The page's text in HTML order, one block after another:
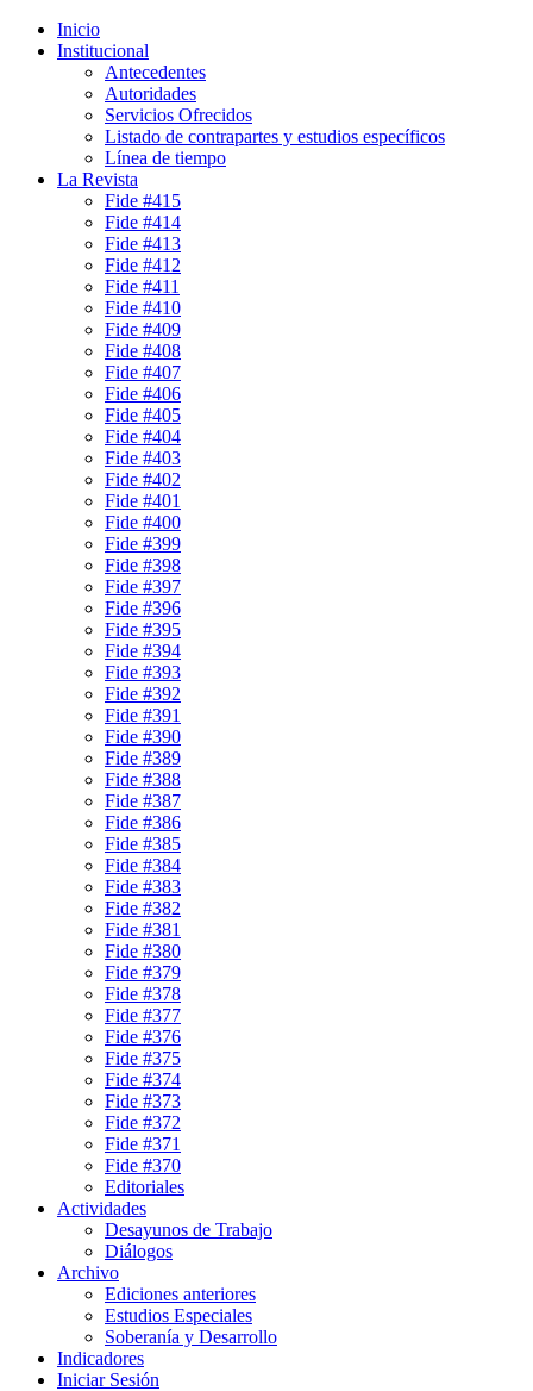
Inicio
Institucional
Antecedentes
Autoridades
Servicios Ofrecidos
Listado de contrapartes y estudios específicos
Línea de tiempo
La Revista
Fide #415
Fide #414
Fide #413
Fide #412
Fide #411
Fide #410
Fide #409
Fide #408
Fide #407
Fide #406
Fide #405
Fide #404
Fide #403
Fide #402
Fide #401
Fide #400
Fide #399
Fide #398
Fide #397
Fide #396
Fide #395
Fide #394
Fide #393
Fide #392
Fide #391
Fide #390
Fide #389
Fide #388
Fide #387
Fide #386
Fide #385
Fide #384
Fide #383
Fide #382
Fide #381
Fide #380
Fide #379
Fide #378
Fide #377
Fide #376
Fide #375
Fide #374
Fide #373
Fide #372
Fide #371
Fide #370
Editoriales
Actividades
Desayunos de Trabajo
Diálogos
Archivo
Ediciones anteriores
Estudios Especiales
Soberanía y Desarrollo
Indicadores
Iniciar Sesión